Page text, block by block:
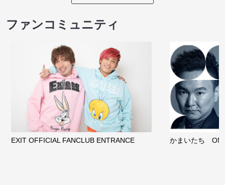
ファンコミュニティ
EXIT OFFICIAL FANCLUB ENTRANCE かまいたち